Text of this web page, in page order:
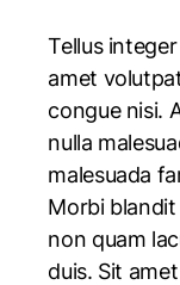
Tellus
amet
congue nisi.
nulla
malesuada
Morbi blandit
non quam
duis. Sit